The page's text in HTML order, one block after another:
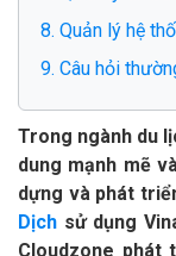
8. Quản lý hệ
9. Câu hỏi
Trong ngành du
dung mạnh mẽ
dựng và phát
Dịch sử dụng
Cloudzone phát